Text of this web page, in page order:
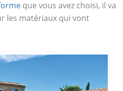
que vous avez choisi, il va
les matériaux qui vont